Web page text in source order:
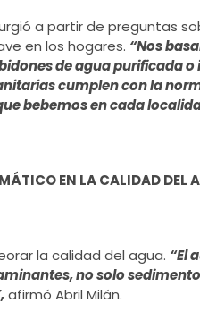
a partir de preguntas
en los hogares. “Nos
de agua purificada
cumplen con la
bebemos en cada
EN LA CALIDAD DEL
la calidad del agua. “El
no solo
afirmó Abril Milán.